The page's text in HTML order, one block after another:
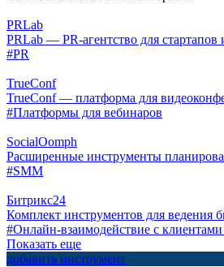
PRLab
PRLab — PR-агентство для
#PR
TrueConf
TrueConf — платформа для
#Платформы для вебинаров
SocialOomph
Расширенные инструменты
#SMM
Битрикс24
Комплект инструментов для ведения
#Онлайн-взаимодействие с клиентами
Показать еще
добавить инструмент